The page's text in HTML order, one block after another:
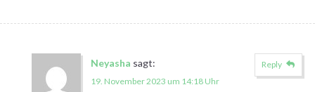
Neyasha sagt:
19. November 2023 um 14:18 Uhr
Reply